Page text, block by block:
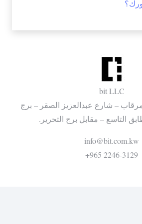
bit LLC
– شارع عبدالعزيز الصقر – برج
التاسع – مقابل برج التحرير.
info@bit.com.kw
2246-3129 965+